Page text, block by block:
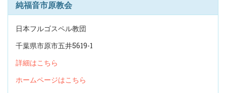
純福音市原教会
日本フルゴスペル教団
千葉県市原市五井5619-1
詳細はこちら
ホームページはこちら